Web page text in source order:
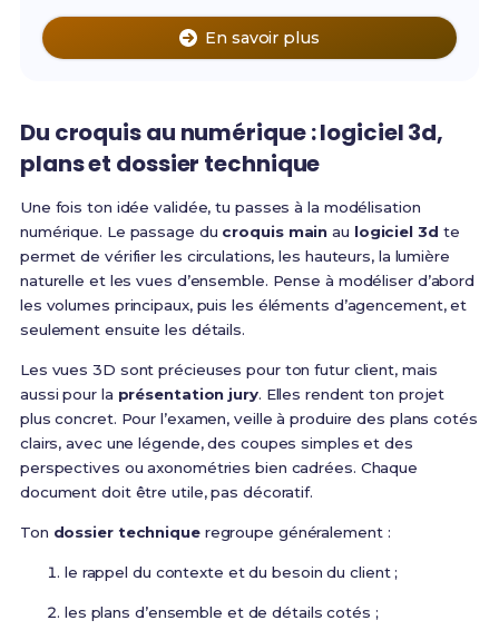
En savoir plus
Du croquis au numérique : logiciel 3d,
plans et dossier technique
Une fois ton idée validée, tu passes à la modélisation
numérique. Le passage du croquis main au logiciel 3d te
permet de vérifier les circulations, les hauteurs, la lumière
naturelle et les vues d’ensemble. Pense à modéliser d’abord
les volumes principaux, puis les éléments d’agencement, et
seulement ensuite les détails.
Les vues 3D sont précieuses pour ton futur client, mais
aussi pour la présentation jury. Elles rendent ton projet
plus concret. Pour l’examen, veille à produire des plans cotés
clairs, avec une légende, des coupes simples et des
perspectives ou axonométries bien cadrées. Chaque
document doit être utile, pas décoratif.
Ton dossier techniqueregroupe généralement :
le rappel du contexte et du besoin du client ;
les plans d’ensemble et de détails cotés ;